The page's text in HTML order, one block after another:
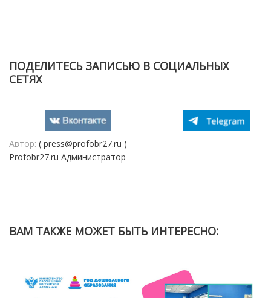
ПОДЕЛИТЕСЬ ЗАПИСЬЮ В СОЦИАЛЬНЫХ
СЕТЯХ
Автор: ( press@profobr27.ru )
Profobr27.ru Администратор
ВАМ ТАКЖЕ МОЖЕТ БЫТЬ ИНТЕРЕСНО: